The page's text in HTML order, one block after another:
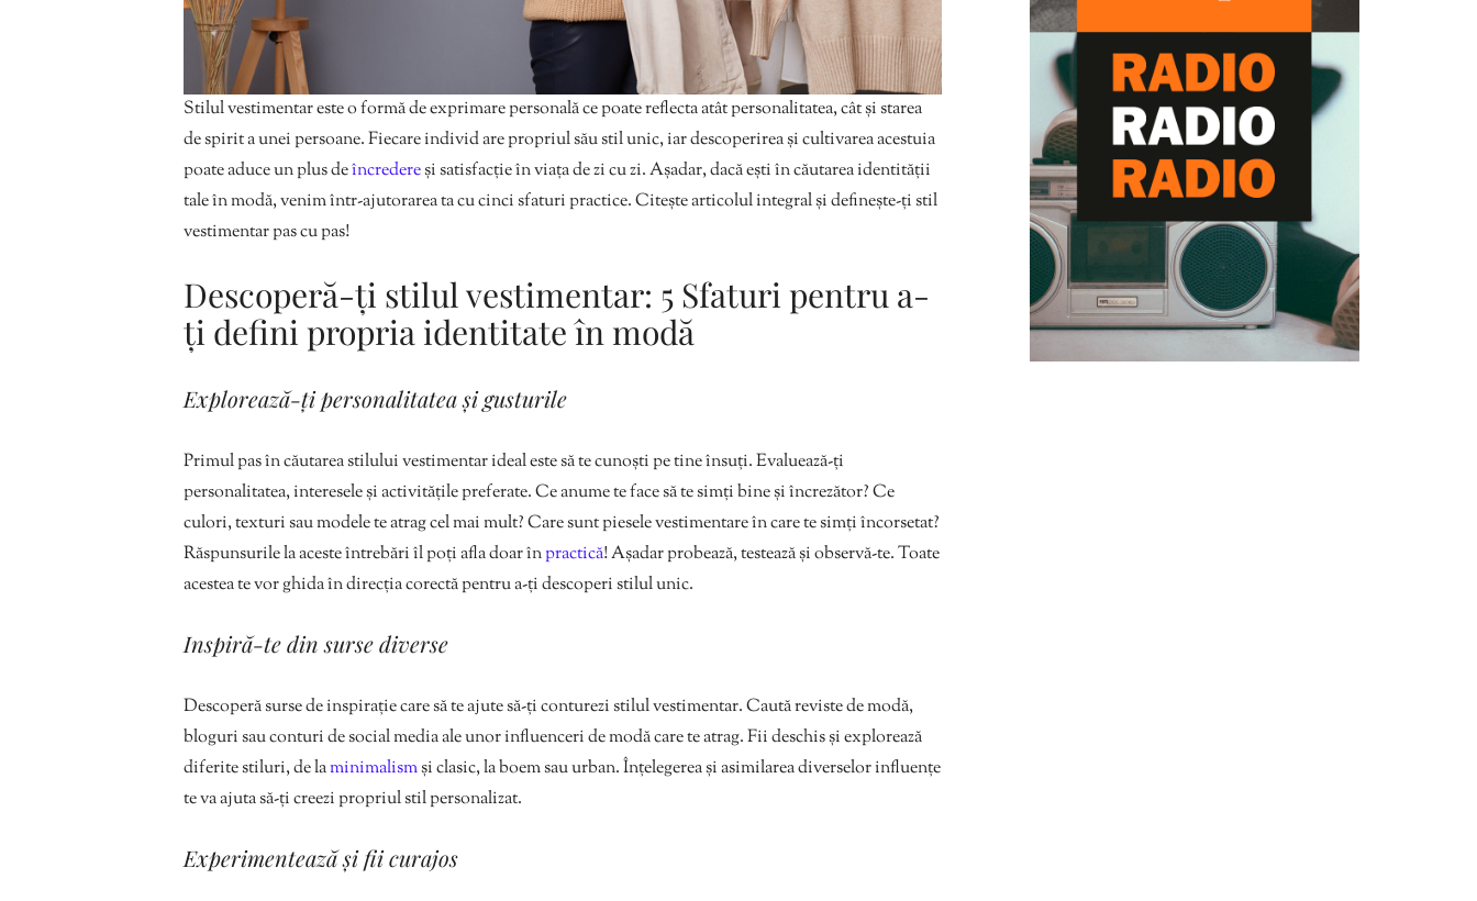
Stilul vestimentar este o formă de exprimare personală ce poate reflecta atât personalitatea, cât și starea
de spirit a unei persoane. Fiecare individ are propriul său stil unic, iar descoperirea și cultivarea acestuia
poate aduce un plus deîncredereși satisfacție în viața de zi cu zi. Așadar, dacă ești în căutarea identității
tale în modă, venim într-ajutorarea ta cu cinci sfaturi practice. Citește articolul integral și definește-ți stil
vestimentar pas cu pas!
Descoperă-ți stilul vestimentar: 5 Sfaturi pentru a-
ți defini propria identitate în modă
Explorează-ți personalitatea și gusturile
Primul pas în căutarea stilului vestimentar ideal este să te cunoști pe tine însuți. Evaluează-ți
personalitatea, interesele și activitățile preferate. Ce anume te face să te simți bine și încrezător? Ce
culori, texturi sau modele te atrag cel mai mult? Care sunt piesele vestimentare în care te simți încorsetat?
Răspunsurile la aceste întrebări îl poți afla doar înpractică! Așadar probează, testează și observă-te. Toate
acestea te vor ghida în direcția corectă pentru a-ți descoperi stilul unic.
Inspiră-te din surse diverse
Descoperă surse de inspirație care să te ajute să-ți conturezi stilul vestimentar. Caută reviste de modă,
bloguri sau conturi de social media ale unor influenceri de modă care te atrag. Fii deschis și explorează
diferite stiluri, de laminimalismși clasic, la boem sau urban. Înțelegerea și asimilarea diverselor influențe
te va ajuta să-ți creezi propriul stil personalizat.
Experimentează și fii curajos